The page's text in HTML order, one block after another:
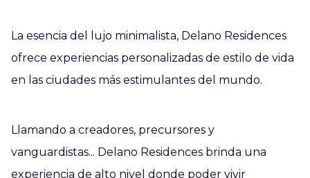
La esencia del lujo minimalista, Delano Residences
ofrece experiencias personalizadas de estilo de vida
en las ciudades más estimulantes del mundo.
Llamando a creadores, precursores y
vanguardistas... Delano Residences brinda una
experiencia de alto nivel donde poder vivir